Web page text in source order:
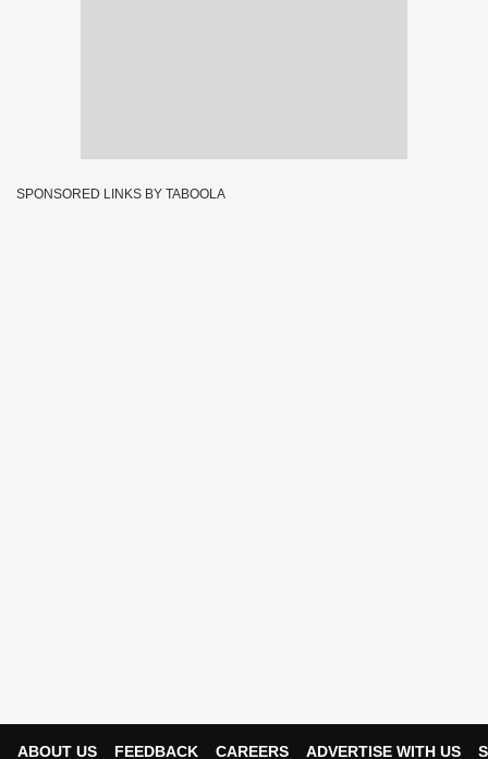
SPONSORED LINKS BY TABOOLA
ABOUT US FEEDBACK CAREERS ADVERTISE WITH US